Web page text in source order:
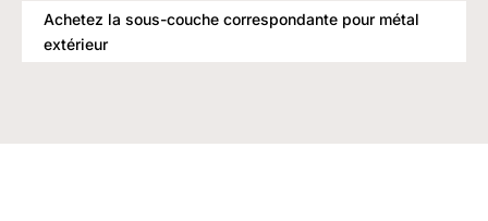
Achetez la sous-couche correspondante pour métal
extérieur